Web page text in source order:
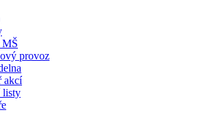
MŠ
provoz
akcí
listy